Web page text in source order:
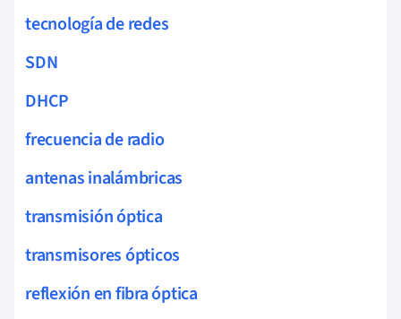
tecnología de redes
SDN
DHCP
frecuencia de radio
antenas inalámbricas
transmisión óptica
transmisores ópticos
reflexión en fibra óptica